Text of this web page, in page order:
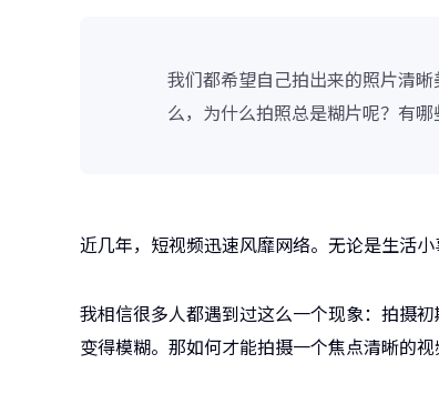
我们都希望自己拍出来的照片清
么，为什么拍照总是糊片呢？有
近几年，短视频迅速风靡网络。无论是生活
我相信很多人都遇到过这么一个现象：拍摄
变得模糊。那如何才能拍摄一个焦点清晰的视